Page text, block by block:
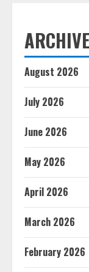
August 2026
July 2026
June 2026
May 2026
April 2026
March 2026
February 2026